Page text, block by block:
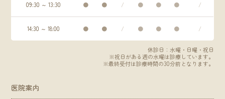
09:30 ～ 13:30 ● ● / ● ● ● /
14:30 ～ 18:00 ● ● / ● ● ● /
休診日：水曜・日曜・祝日
※祝日がある週の水曜は診療しています。
※最終受付は診療時間の30分前となります。
医院案内